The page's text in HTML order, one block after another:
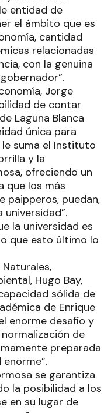
entidad de
el ámbito que es
cantidad
relacionadas
con la genuina
Jorge
de contar
Laguna Blanca
única para
suma el Instituto
y la
ofreciendo un
que los más
paipperos, puedan,
universidad”.
la universidad es
que esto último lo
Hugo Bay,
sólida de
de Enrique
enorme desafío y
de
preparada
se garantiza
la posibilidad a los
en su lugar de